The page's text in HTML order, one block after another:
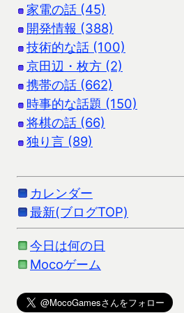
家電の話 (45)
開発情報 (388)
技術的な話 (100)
京田辺・枚方 (2)
携帯の話 (662)
時事的な話題 (150)
将棋の話 (66)
独り言 (89)
カレンダー
最新(ブログTOP)
今日は何の日
Mocoゲーム